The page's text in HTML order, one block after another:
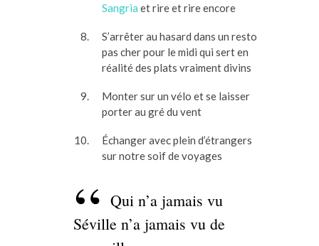
Sangria et rire et rire encore
S’arrêter au hasard dans un resto
pas cher pour le midi qui sert en
réalité des plats vraiment divins
Monter sur un vélo et se laisser
porter au gré du vent
Échanger avec plein d’étrangers
sur notre soif de voyages
Qui n’a jamais vu
Séville n’a jamais vu de